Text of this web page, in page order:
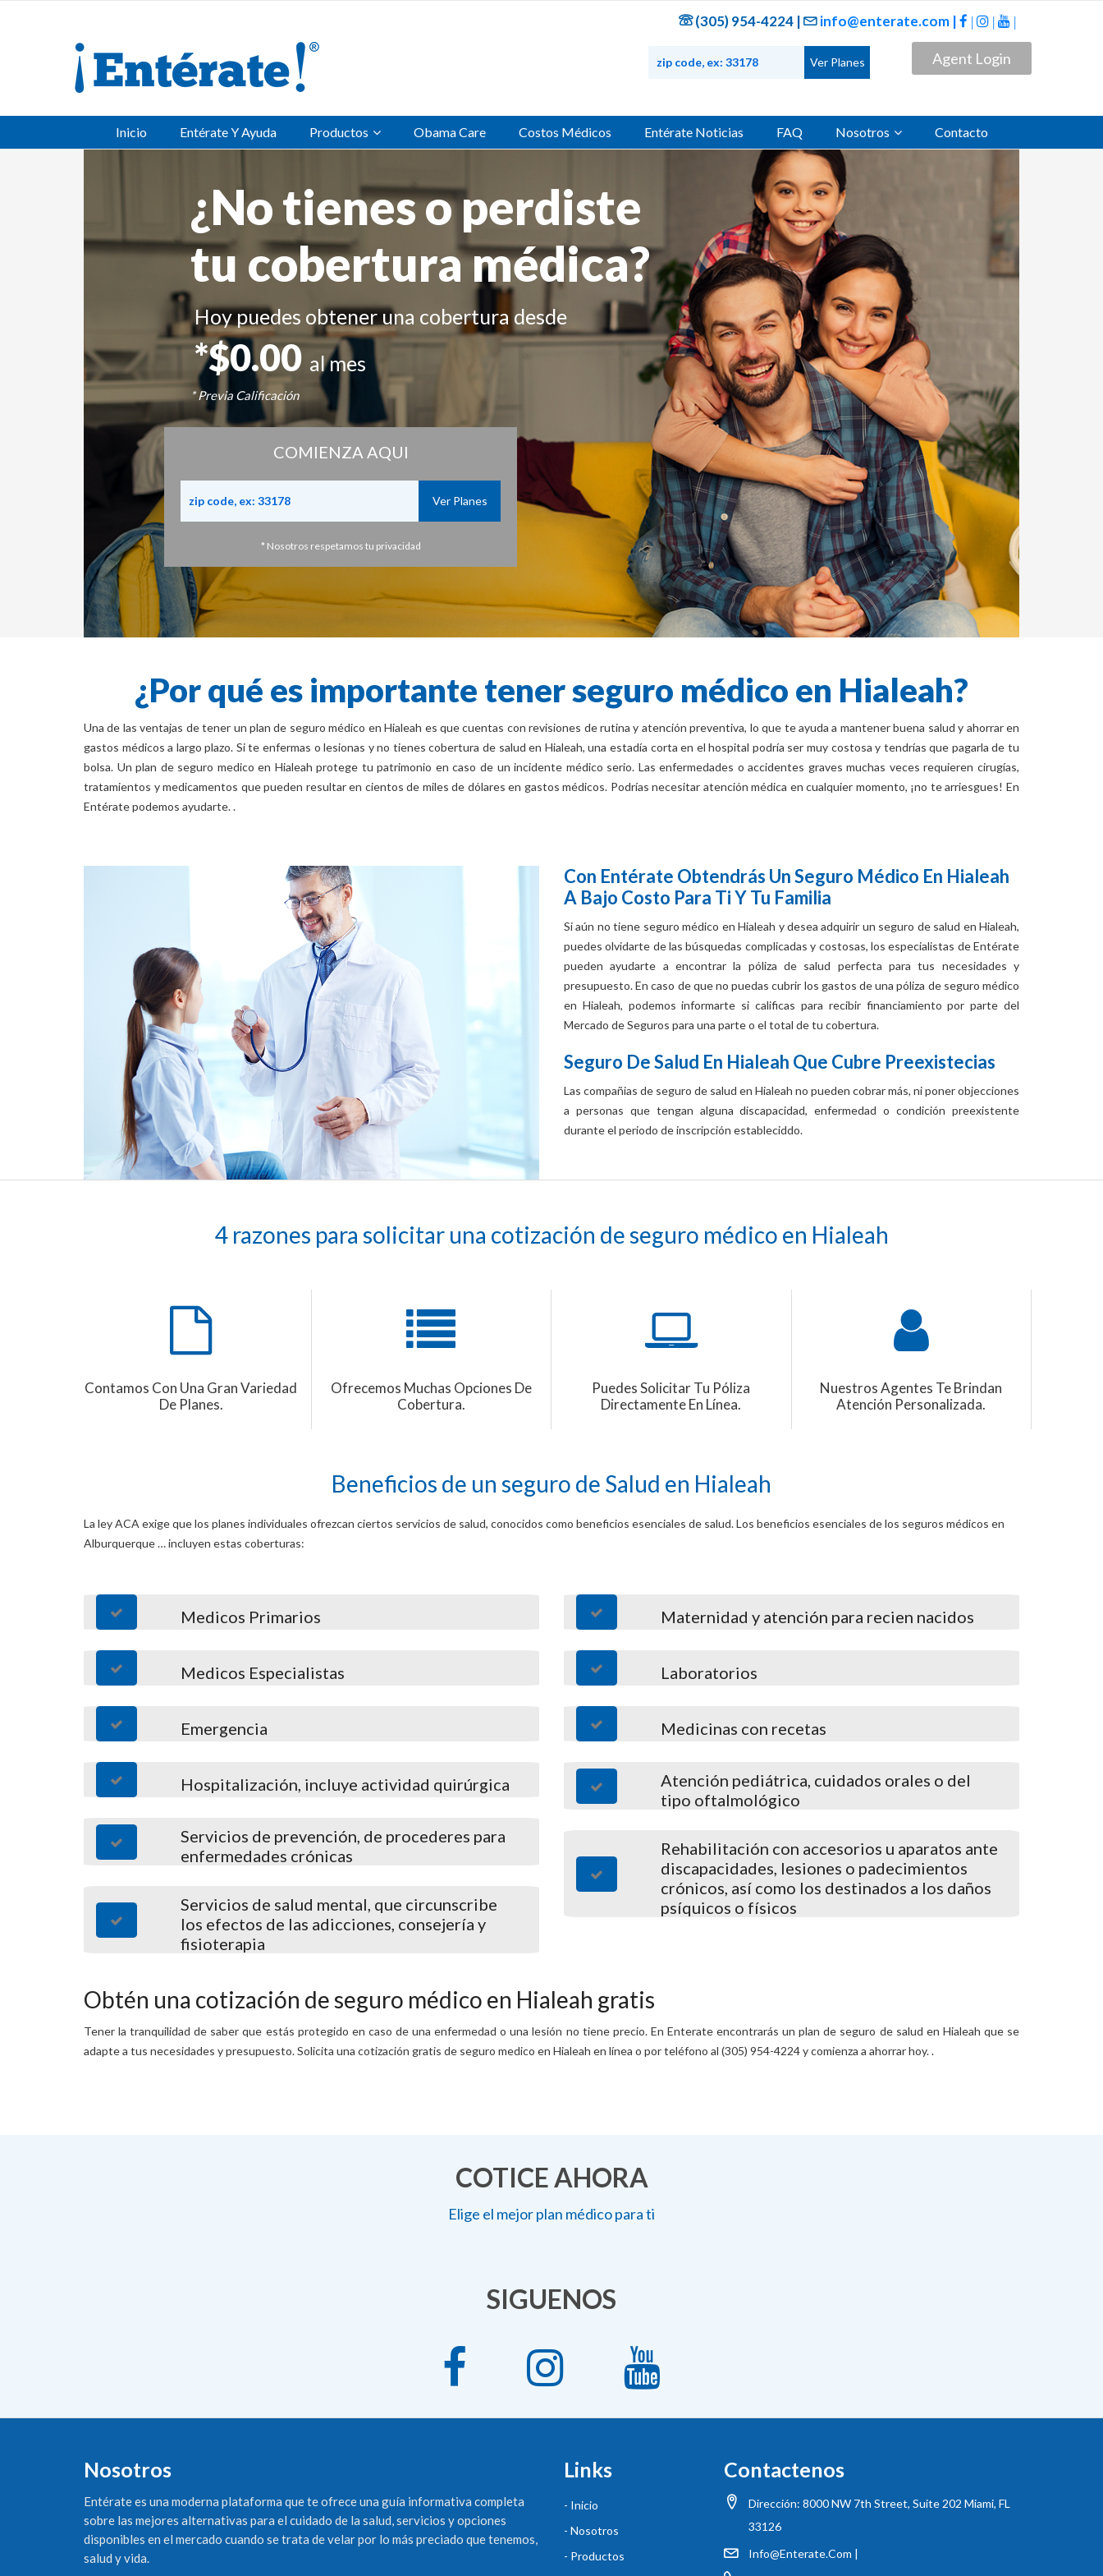
(305) 954-4224 | info@enterate.com | | | |
Agent Login
Inicio Entérate Y Ayuda Productos Obama Care Costos Médicos Entérate Noticias FAQ Nosotros Contacto
COMIENZA AQUI
* Nosotros respetamos tu privacidad
¿No tienes o perdiste
tu cobertura médica?
Hoy puedes obtener una cobertura desde
*$0.00al mes
* Previa Calificación
¿Por qué es importante tener seguro médico en Hialeah?
Una de las ventajas de tener un plan de seguro médico en Hialeah es que cuentas con revisiones de rutina y atención preventiva, lo que te ayuda a mantener buena salud y ahorrar en
gastos médicos a largo plazo. Si te enfermas o lesionas y no tienes cobertura de salud en Hialeah, una estadía corta en el hospital podría ser muy costosa y tendrías que pagarla de tu
bolsa. Un plan de seguro medico en Hialeah protege tu patrimonio en caso de un incidente médico serio. Las enfermedades o accidentes graves muchas veces requieren cirugías,
tratamientos y medicamentos que pueden resultar en cientos de miles de dólares en gastos médicos. Podrías necesitar atención médica en cualquier momento, ¡no te arriesgues! En
Entérate podemos ayudarte. .
Con Entérate Obtendrás Un Seguro Médico En Hialeah
A Bajo Costo Para Ti Y Tu Familia
Si aún no tiene seguro médico en Hialeah y desea adquirir un seguro de salud en Hialeah,
puedes olvidarte de las búsquedas complicadas y costosas, los especialistas de Entérate
pueden ayudarte a encontrar la póliza de salud perfecta para tus necesidades y
presupuesto. En caso de que no puedas cubrir los gastos de una póliza de seguro médico
en Hialeah, podemos informarte si calificas para recibir financiamiento por parte del
Mercado de Seguros para una parte o el total de tu cobertura.
Seguro De Salud En Hialeah Que Cubre Preexistecias
Las compañias de seguro de salud en Hialeah no pueden cobrar más, ni poner objecciones
a personas que tengan alguna discapacidad, enfermedad o condición preexistente
durante el periodo de inscripción estableciddo.
4 razones para solicitar una cotización de seguro médico en Hialeah
Contamos Con Una Gran Variedad
De Planes.
Ofrecemos Muchas Opciones De
Cobertura.
Puedes Solicitar Tu Póliza
Directamente En Línea.
Nuestros Agentes Te Brindan
Atención Personalizada.
Beneficios de un seguro de Salud en Hialeah
La ley ACA exige que los planes individuales ofrezcan ciertos servicios de salud, conocidos como beneficios esenciales de salud. Los beneficios esenciales de los seguros médicos en
Alburquerque … incluyen estas coberturas:
Medicos Primarios
Medicos Especialistas
Emergencia
Hospitalización, incluye actividad quirúrgica
Servicios de prevención, de procederes para
enfermedades crónicas
Servicios de salud mental, que circunscribe
los efectos de las adicciones, consejería y
fisioterapia
Maternidad y atención para recien nacidos
Laboratorios
Medicinas con recetas
Atención pediátrica, cuidados orales o del
tipo oftalmológico
Rehabilitación con accesorios u aparatos ante
discapacidades, lesiones o padecimientos
crónicos, así como los destinados a los daños
psíquicos o físicos
Obtén una cotización de seguro médico en Hialeah gratis
Tener la tranquilidad de saber que estás protegido en caso de una enfermedad o una lesión no tiene precio. En Enterate encontrarás un plan de seguro de salud en Hialeah que se
adapte a tus necesidades y presupuesto. Solicita una cotización gratis de seguro medico en Hialeah en línea o por teléfono al (305) 954-4224 y comienza a ahorrar hoy. .
COTICE AHORA
Elige el mejor plan médico para ti
SIGUENOS
¡Entérate! ×
Hola, ¿En qué podemos ayudarte?
Chat con Asesor
Nosotros
Entérate es una moderna plataforma que te ofrece una guía informativa completa
sobre las mejores alternativas para el cuidado de la salud, servicios y opciones
disponibles en el mercado cuando se trata de velar por lo más preciado que tenemos,
salud y vida.
Links
- Inicio
- Nosotros
- Productos
Contactenos
Dirección: 8000 NW 7th Street, Suite 202 Miami, FL
33126
Info@enterate.com |